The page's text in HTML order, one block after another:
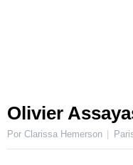
Olivier
Por Clarissa Hemerson